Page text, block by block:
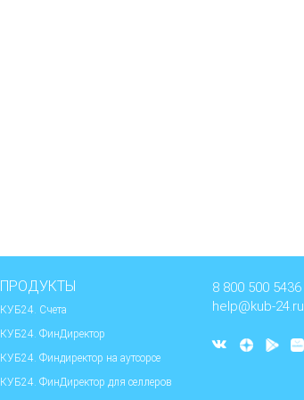
ПРОДУКТЫ
КУБ24. Счета
КУБ24. ФинДиректор
КУБ24. Финдиректор на аутсорсе
КУБ24. ФинДиректор для селлеров
8 800 500 5436
help@kub-24.ru